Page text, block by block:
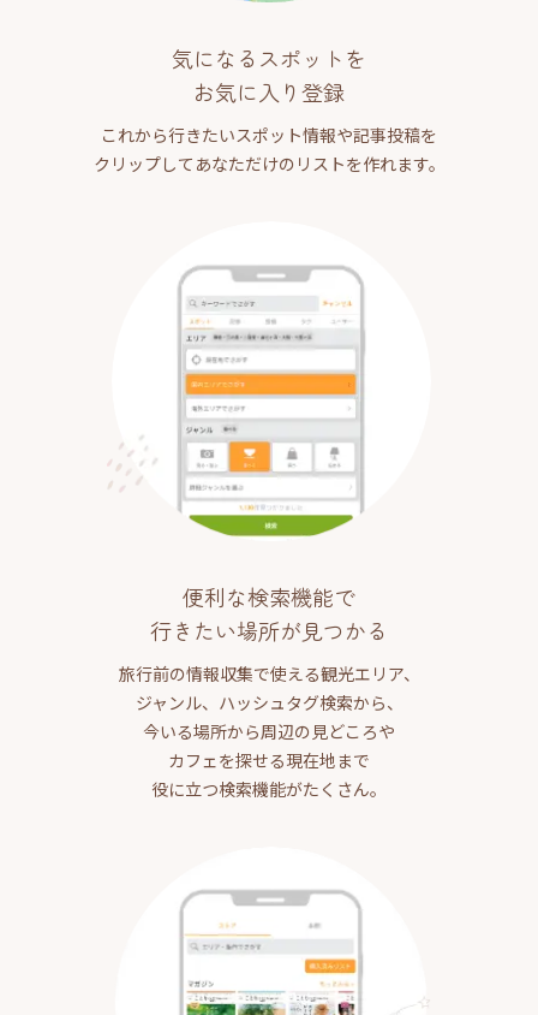
気になるスポットを
お気に入り登録
これから行きたいスポット情報や記事投稿を
クリップしてあなただけのリストを作れます。
便利な検索機能で
行きたい場所が見つかる
旅行前の情報収集で使える観光エリア、
ジャンル、ハッシュタグ検索から、
今いる場所から周辺の見どころや
カフェを探せる現在地まで
役に立つ検索機能がたくさん。